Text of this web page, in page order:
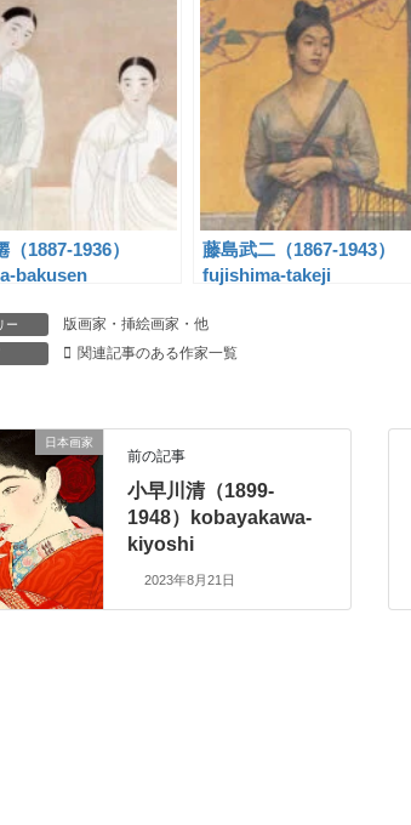
（1887-1936）
bakusen
藤島武二（1867-1943）
fujishima-takeji
ー 版画家・挿絵画家・他
関連記事のある作家一覧
日本画家
前の記事
小早川清（1899-
1948）kobayakawa-
kiyoshi
2023年8月21日